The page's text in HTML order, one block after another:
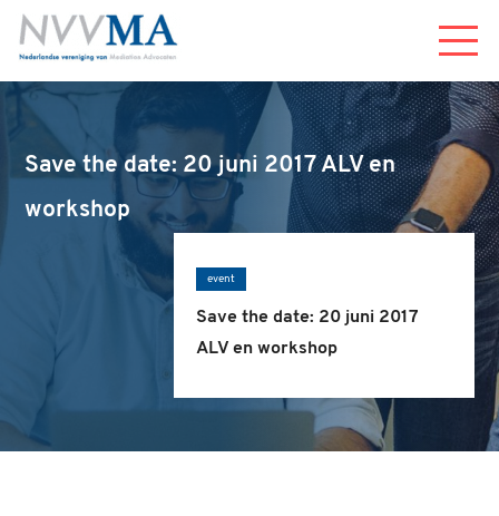
Menu
Save the date: 20 juni 2017 ALV en
workshop
event
Save the date: 20 juni 2017
ALV en workshop